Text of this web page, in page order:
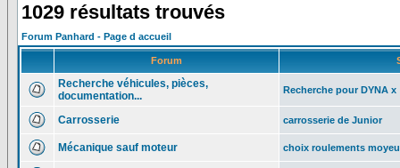
1029 résultats trouvés
Forum Panhard - Page d accueil
Forum
Recherche véhicules, pièces,
documentation...
Recherche pour DYNA x
Carrosserie carrosserie de Junior
Mécanique sauf moteur choix roulements